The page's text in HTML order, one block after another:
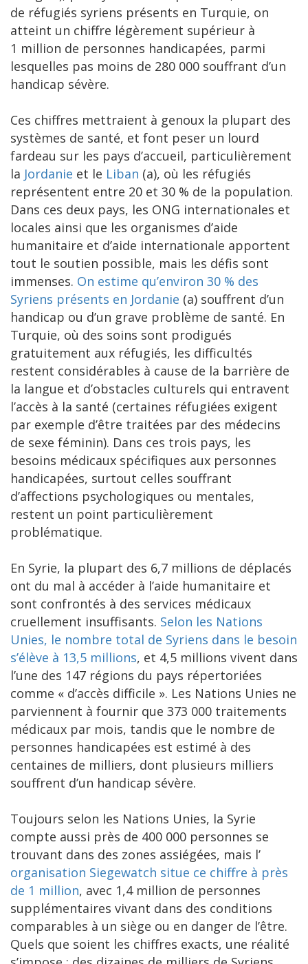
de réfugiés syriens présents en Turquie, on
atteint un chiffre légèrement supérieur à
1 million de personnes handicapées, parmi
lesquelles pas moins de 280 000 souffrant d’un
handicap sévère.
Ces chiffres mettraient à genoux la plupart des
systèmes de santé, et font peser un lourd
fardeau sur les pays d’accueil, particulièrement
la Jordanie et le Liban (a), où les réfugiés
représentent entre 20 et 30 % de la population.
Dans ces deux pays, les ONG internationales et
locales ainsi que les organismes d’aide
humanitaire et d’aide internationale apportent
tout le soutien possible, mais les défis sont
immenses. On estime qu’environ 30 % des
Syriens présents en Jordanie (a) souffrent d’un
handicap ou d’un grave problème de santé. En
Turquie, où des soins sont prodigués
gratuitement aux réfugiés, les difficultés
restent considérables à cause de la barrière de
la langue et d’obstacles culturels qui entravent
l’accès à la santé (certaines réfugiées exigent
par exemple d’être traitées par des médecins
de sexe féminin). Dans ces trois pays, les
besoins médicaux spécifiques aux personnes
handicapées, surtout celles souffrant
d’affections psychologiques ou mentales,
restent un point particulièrement
problématique.
En Syrie, la plupart des 6,7 millions de déplacés
ont du mal à accéder à l’aide humanitaire et
sont confrontés à des services médicaux
cruellement insuffisants. Selon les Nations
Unies, le nombre total de Syriens dans le besoin
s’élève à 13,5 millions, et 4,5 millions vivent dans
l’une des 147 régions du pays répertoriées
comme « d’accès difficile ». Les Nations Unies ne
parviennent à fournir que 373 000 traitements
médicaux par mois, tandis que le nombre de
personnes handicapées est estimé à des
centaines de milliers, dont plusieurs milliers
souffrent d’un handicap sévère.
Toujours selon les Nations Unies, la Syrie
compte aussi près de 400 000 personnes se
trouvant dans des zones assiégées, mais l’
organisation Siegewatch situe ce chiffre à près
de 1 million, avec 1,4 million de personnes
supplémentaires vivant dans des conditions
comparables à un siège ou en danger de l’être.
Quels que soient les chiffres exacts, une réalité